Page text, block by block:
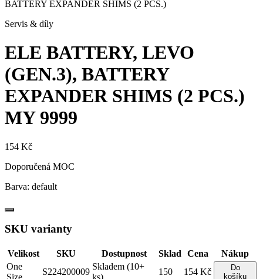
BATTERY EXPANDER SHIMS (2 PCS.)
Servis & díly
ELE BATTERY, LEVO
(GEN.3), BATTERY
EXPANDER SHIMS (2 PCS.)
MY 9999
154 Kč
Doporučená MOC
Barva: default
SKU varianty
Velikost SKU Dostupnost Sklad Cena
Nákup
One
S224200009
Skladem (10+
150 154 Kč
Do
košíku